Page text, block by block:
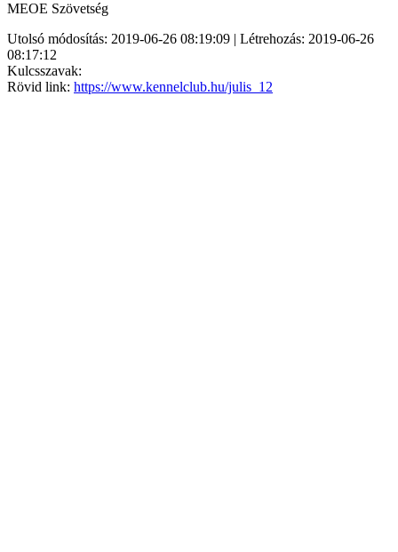
MEOE Szövetség
Utolsó módosítás: 2019-06-26 08:19:09 | Létrehozás: 2019-06-26
08:17:12
Kulcsszavak:
Rövid link: https://www.kennelclub.hu/julis_12